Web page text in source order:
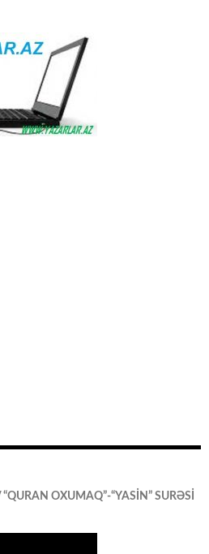
OXUMAQ”-“YASİN” SURƏSİ